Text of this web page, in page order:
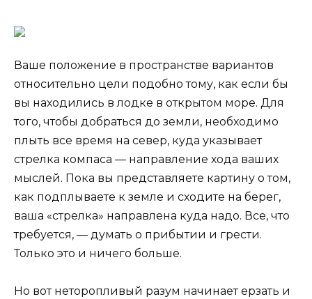
Ваше положение в пространстве вариантов
относительно цели подобно тому, как если бы
вы находились в лодке в открытом море. Для
того, чтобы добраться до земли, необходимо
плыть все время на север, куда указывает
стрелка компаса — направление хода ваших
мыслей. Пока вы представляете картину о том,
как подплываете к земле и сходите на берег,
ваша «стрелка» направлена куда надо. Все, что
требуется, — думать о прибытии и грести.
Только это и ничего больше.
Но вот неторопливый разум начинает ерзать и